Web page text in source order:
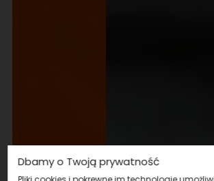
Dbamy o Twoją prywatność